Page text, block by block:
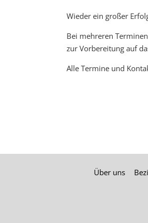
Wieder ein großer
Bei mehreren
zur Vorbereitung auf
Alle Termine und
Über uns